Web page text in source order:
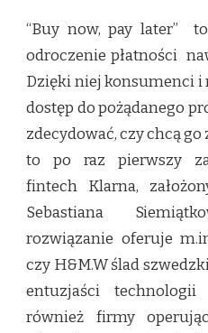
“Buy now, pay later”
odroczenie płatności
Dzięki niej konsumenci i
dostęp do pożądanego
zdecydować, czy chcą
to po raz pierwszy
fintech Klarna,
Sebastiana
rozwiązanie oferuje
czy H&M.W ślad
entuzjaści
również firmy